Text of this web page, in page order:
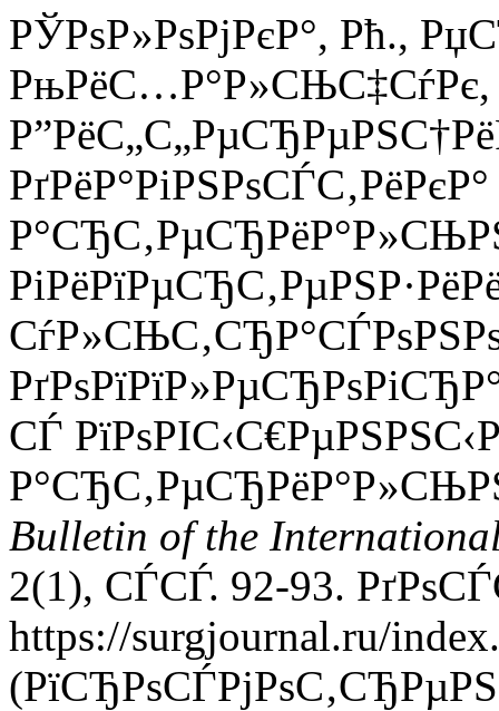
РЎРѕР»РѕРјРєР°, Рћ.,
РњРёС…Р°Р»СЊС‡СѓРє,
СЃ
Bulletin of the
2(1), СЃСЃ. 92-93.
https://surgjournal.ru/